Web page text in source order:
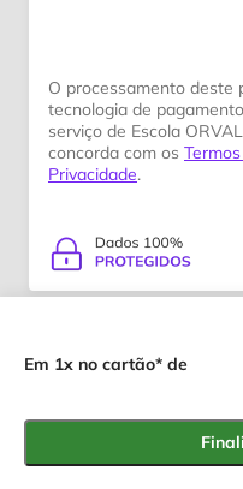
Resumo dos valores
CONHECENDO A BÍBLIA
Em 1x no cartão* de
O processamento deste
tecnologia de pagamento
serviço de Escola
concorda com os
Privacidade.